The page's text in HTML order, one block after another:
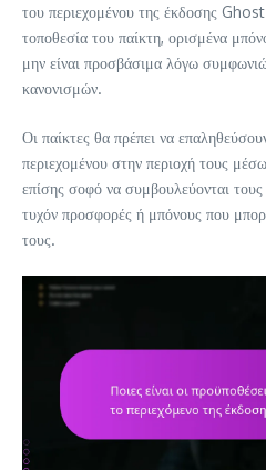
του περιεχομένου της έκδοσης
τοποθεσία του παίκτη, ορισμένα
μην είναι προσβάσιμα λόγω
κανονισμών.
Οι παίκτες θα πρέπει να
περιεχομένου στην περιοχή τους
επίσης σοφό να συμβουλεύονται τους
τυχόν προσφορές ή μπόνους που
τους.